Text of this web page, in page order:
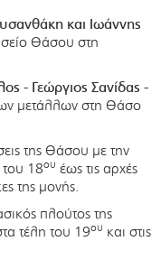
και Ιωάννης
Θάσου στη
- Γεώργιος Σανίδας -
μετάλλων στη Θάσο
της Θάσου με την
18ου έως τις αρχές
της μονής.
πλούτος της
τέλη του 19ου και στις